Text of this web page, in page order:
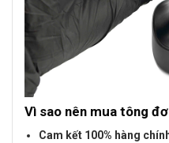
Vì sao nên mua tông
Cam kết 100% hàng